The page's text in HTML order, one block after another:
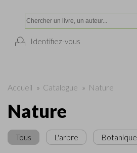
Identifiez-vous
Accueil » Catalogue » Nature
Nature
Tous L'arbre Botanique